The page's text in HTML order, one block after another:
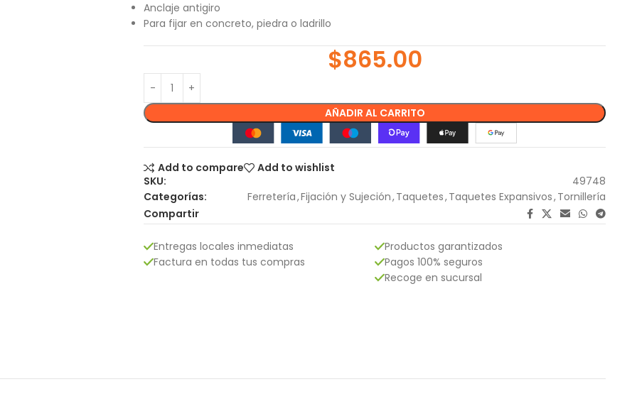
Anclaje antigiro
Para fijar en concreto, piedra o ladrillo
$865.00
AÑADIR AL CARRITO
Add to compare
Add to wishlist
SKU:
49748
Categorías:
Ferretería,Fijación y Sujeción,Taquetes,Taquetes Expansivos,Tornillería
Compartir
Entregas locales inmediatas
Factura en todas tus compras
Productos garantizados
Pagos 100% seguros
Recoge en sucursal